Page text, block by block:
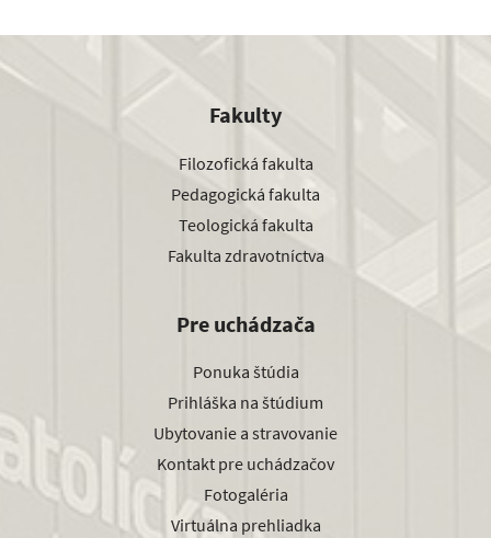
Fakulty
Filozofická fakulta
Pedagogická fakulta
Teologická fakulta
Fakulta zdravotníctva
Pre uchádzača
Ponuka štúdia
Prihláška na štúdium
Ubytovanie a stravovanie
Kontakt pre uchádzačov
Fotogaléria
Virtuálna prehliadka